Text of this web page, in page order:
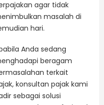
agar tidak
masalah di
hari.
Anda sedang
beragam
terkait
konsultan pajak kami
sebagai solusi